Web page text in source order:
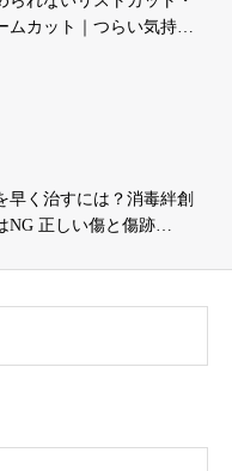
ムカット｜つらい気持…
早く治すには？消毒絆創
NG 正しい傷と傷跡…